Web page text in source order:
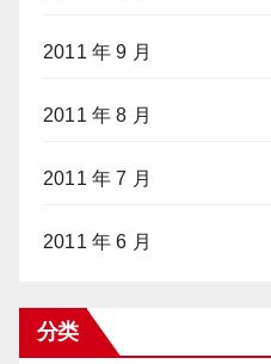
2011 年 9 月
2011 年 8 月
2011 年 7 月
2011 年 6 月
分类